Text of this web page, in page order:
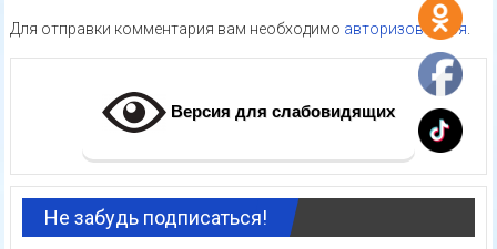
Для отправки комментария вам необходимо авторизоваться
Версия для слабовидящих
Не забудь подписаться!